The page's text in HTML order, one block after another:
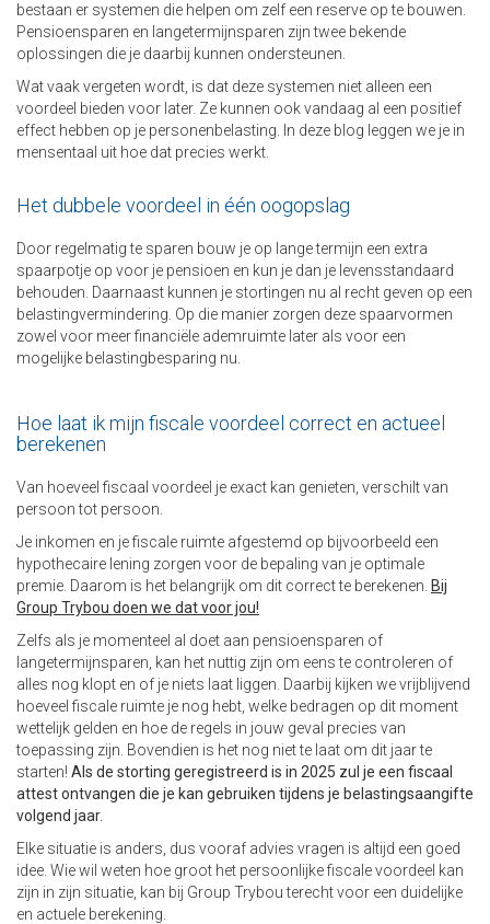
bestaan er systemen die helpen om zelf een reserve op te bouwen.
Pensioensparen en langetermijnsparen zijn twee bekende
oplossingen die je daarbij kunnen ondersteunen.
Wat vaak vergeten wordt, is dat deze systemen niet alleen een
voordeel bieden voor later. Ze kunnen ook vandaag al een positief
effect hebben op je personenbelasting. In deze blog leggen we je in
mensentaal uit hoe dat precies werkt.
Het dubbele voordeel in één oogopslag
Door regelmatig te sparen bouw je op lange termijn een extra
spaarpotje op voor je pensioen en kun je dan je levensstandaard
behouden. Daarnaast kunnen je stortingen nu al recht geven op een
belastingvermindering. Op die manier zorgen deze spaarvormen
zowel voor meer financiële ademruimte later als voor een
mogelijke belastingbesparing nu.
Hoe laat ik mijn fiscale voordeel correct en actueel
berekenen
Van hoeveel fiscaal voordeel je exact kan genieten, verschilt van
persoon tot persoon.
Je inkomen en je fiscale ruimte afgestemd op bijvoorbeeld een
hypothecaire lening zorgen voor de bepaling van je optimale
premie. Daarom is het belangrijk om dit correct te berekenen. Bij
Group Trybou doen we dat voor jou!
Zelfs als je momenteel al doet aan pensioensparen of
langetermijnsparen, kan het nuttig zijn om eens te controleren of
alles nog klopt en of je niets laat liggen. Daarbij kijken we vrijblijvend
hoeveel fiscale ruimte je nog hebt, welke bedragen op dit moment
wettelijk gelden en hoe de regels in jouw geval precies van
toepassing zijn. Bovendien is het nog niet te laat om dit jaar te
starten! Als de storting geregistreerd is in 2025 zul je een fiscaal
attest ontvangen die je kan gebruiken tijdens je belastingsaangifte
volgend jaar.
Elke situatie is anders, dus vooraf advies vragen is altijd een goed
idee. Wie wil weten hoe groot het persoonlijke fiscale voordeel kan
zijn in zijn situatie, kan bij Group Trybou terecht voor een duidelijke
en actuele berekening.